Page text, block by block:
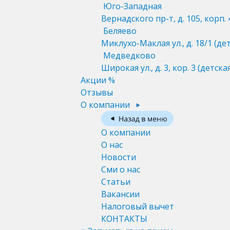
Юго-Западная
Вернадского пр-т, д. 105, корп.
Беляево
Миклухо-Маклая ул., д. 18/1
Медведково
Широкая ул., д. 3, кор. 3
Акции %
Отзывы
О компании
О компании
О нас
Новости
Сми о нас
Статьи
Вакансии
Налоговый вычет
КОНТАКТЫ